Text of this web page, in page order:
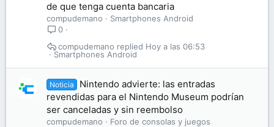
de que tenga cuenta bancaria
compudemano
Smartphones Android
0
Smartphones Android
Hoy a las 06:53
compudemano
Noticia
Nintendo advierte: las entradas
revendidas para el Nintendo Museum podrían
ser canceladas y sin reembolso
compudemano
Foro de consolas y juegos